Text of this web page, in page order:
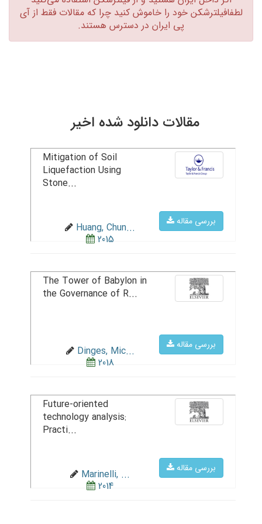
لطفافیلترشکن خود را خاموش کنید چرا که مقالات فقط از آی
پی ایران در دسترس هستند.‏
مقالات دانلود شده اخیر
بررسی مقاله
Mitigation of Soil
Liquefaction Using
Stone...
Huang, Chun...
2015
بررسی مقاله
The Tower of Babylon in
the Governance of R...
Dinges, Mic...
2018
بررسی مقاله
Future-oriented
technology analysis:
Practi...
Marinelli, ...
2014